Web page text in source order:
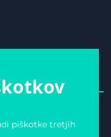
piškotke tretjih